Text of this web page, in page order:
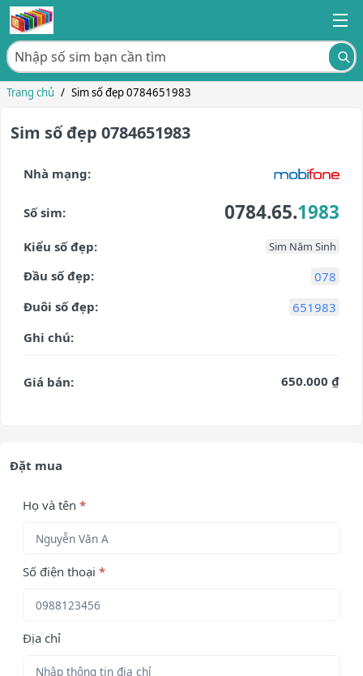
Trang chủ / Sim số đẹp 0784651983
Sim số đẹp 0784651983
Nhà mạng:
Số sim: 0784.65.1983
Kiểu số đẹp: Sim Năm Sinh
Đầu số đẹp:
078
Đuôi số đẹp:
651983
Ghi chú:
Giá bán: 650.000 ₫
Đặt mua
Họ và tên *
Số điện thoại *
Địa chỉ